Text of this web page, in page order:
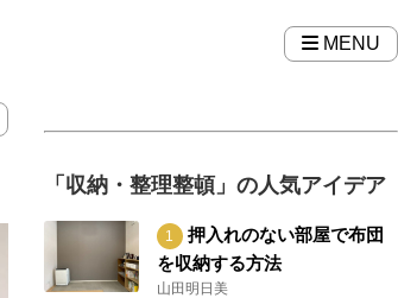
MENU
「収納・整理整頓」の人気アイデア
押入れのない部屋で布団
を収納する方法
山田明日美